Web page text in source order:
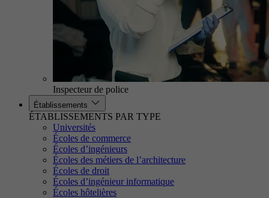
Inspecteur de police
Établissements
ÉTABLISSEMENTS PAR TYPE
Universités
Écoles de commerce
Écoles d’ingénieurs
Écoles des métiers de l’architecture
Écoles de droit
Écoles d’ingénieur informatique
Écoles hôtelières